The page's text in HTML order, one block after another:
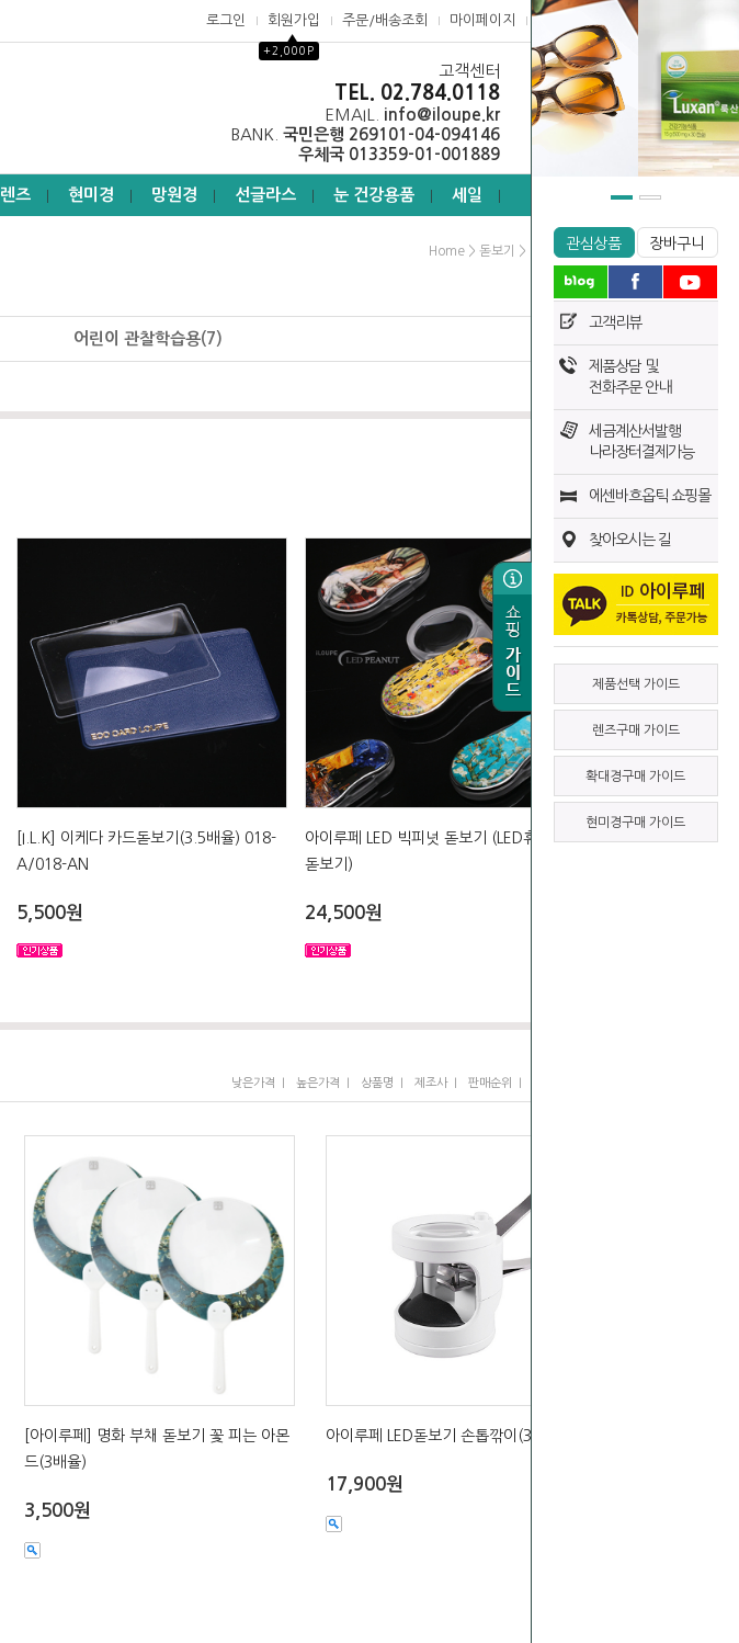
관심상품 장바구니
고객리뷰
제품상담 및
전화주문 안내
세금계산서발행
나라장터결제가능
에센바흐옵틱 쇼핑몰
찾아오시는 길
제품선택 가이드
렌즈구매 가이드
확대경구매 가이드
현미경구매 가이드
로그인 회원가입
▲
+2,000P
주문/배송조회 마이페이지 고객센터
고객센터
TEL. 02.784.0118
EMAIL. info@iloupe.kr
BANK. 국민은행 269101-04-094146
우체국 013359-01-001889
0
렌즈 현미경 망원경 선글라스 눈 건강용품 세일
Home > 돋보기 > 다용도 돋보기
어린이 관찰학습용(7)
[I.L.K] 이케다 카드돋보기(3.5배율) 018-
A/018-AN
5,500원
아이루페 LED 빅피넛 돋보기 (LED휴대용
돋보기)
24,500원
낮은가격 높은가격 상품명 제조사I 판매순위
[아이루페] 명화 부채 돋보기 꽃 피는 아몬
드(3배율)
3,500원
아이루페 LED돋보기 손톱깎이(3.5배율)
17,900원